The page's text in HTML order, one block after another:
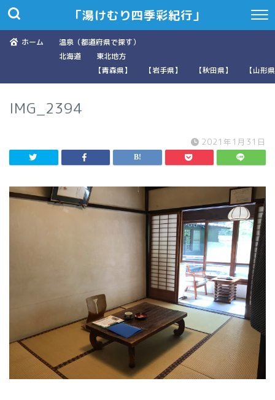
「湯けむり四季彩紀行」
ホーム
温泉（都道府県で探す）
北海道
東北地方
【青森県】
【岩手県】 【秋田県】 【山形
IMG_2394
2021年1月31日